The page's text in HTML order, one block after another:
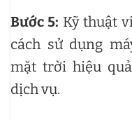
Bước 5: Kỹ thuật
cách sử dụng
mặt trời hiệu
dịch vụ.